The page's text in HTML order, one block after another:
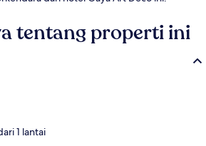
tentang properti ini
1 lantai